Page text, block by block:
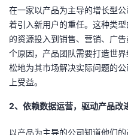
程
认
证
的
实
验
我
的
收
支
持
声
建
议
在一家以产品为主导的增长型
着引入新用户的重任。这种类
的资源投入到销售、营销、广
个原因，产品团队需要打造世
松地为其市场解决实际问题的
上受益。
2、依赖数据运营，驱动产品改
以产品为主导的公司知道他们